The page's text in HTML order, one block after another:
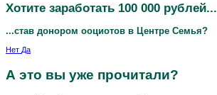
Хотите заработать 100 000 рублей...
...став донором ооциотов в Центре Семья?
Нет Да
А это вы уже прочитали?